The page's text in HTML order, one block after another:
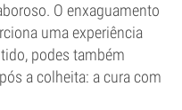
O enxaguamento
uma experiência
podes também
a colheita: a cura com